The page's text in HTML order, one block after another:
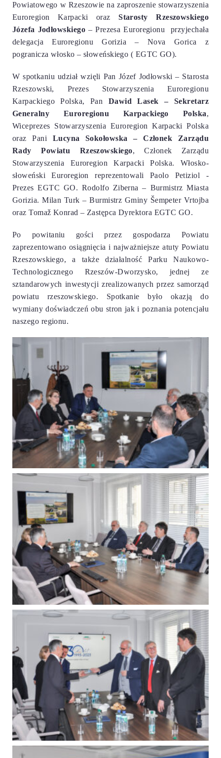
Powiatowego w Rzeszowie na zaproszenie stowarzyszenia
Euroregion Karpacki orazStarosty Rzeszowskiego
Józefa Jodłowskiego – Prezesa Euroregionu przyjechała
delegacja Euroregionu Gorizia – Nova Gorica z
pogranicza włosko – słoweńskiego ( EGTC GO).
W spotkaniu udział wzięli Pan Józef Jodłowski – Starosta
Rzeszowski, Prezes Stowarzyszenia Euroregionu
Karpackiego Polska, Pan Dawid Lasek – Sekretarz
Generalny Euroregionu Karpackiego Polska,
Wiceprezes Stowarzyszenia Euroregion Karpacki Polska
oraz Pani Lucyna Sokołowska – Członek Zarządu
Rady Powiatu Rzeszowskiego, Członek Zarządu
Stowarzyszenia Euroregion Karpacki Polska. Włosko-
słoweński Euroregion reprezentowali Paolo Petiziol -
Prezes EGTC GO. Rodolfo Ziberna – Burmistrz Miasta
Gorizia. Milan Turk – Burmistrz Gminy Šempeter Vrtojba
oraz Tomaž Konrad – Zastępca Dyrektora EGTC GO.
Po powitaniu gości przez gospodarza Powiatu
zaprezentowano osiągnięcia i najważniejsze atuty Powiatu
Rzeszowskiego, a także działalność Parku Naukowo-
Technologicznego Rzeszów-Dworzysko, jednej ze
sztandarowych inwestycji zrealizowanych przez samorząd
powiatu rzeszowskiego. Spotkanie było okazją do
wymiany doświadczeń obu stron jak i poznania potencjału
naszego regionu.